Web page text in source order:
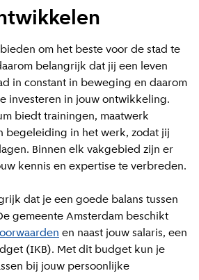
om het beste voor de stad te
belangrijk dat jij een leven
in constant in beweging en daarom
investeren in jouw ontwikkeling.
biedt trainingen, maatwerk
begeleiding in het werk, zodat jij
Binnen elk vakgebied zijn er
kennis en expertise te verbreden.
dat je een goede balans tussen
gemeente Amsterdam beschikt
en naast jouw salaris, een
(IKB). Met dit budget kun je
bij jouw persoonlijke